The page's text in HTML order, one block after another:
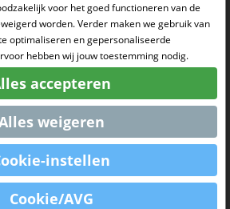
voor het goed functioneren van de
worden. Verder maken we gebruik van
optimaliseren en gepersonaliseerde
hebben wij jouw toestemming nodig.
accepteren
weigeren
instellen
Cookie/AVG